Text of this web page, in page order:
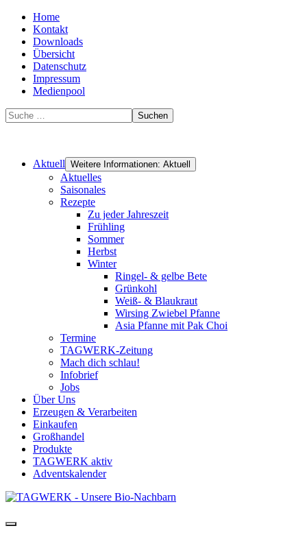
Home
Kontakt
Downloads
Übersicht
Datenschutz
Impressum
Medienpool
Suchen
Aktuell Weitere Informationen: Aktuell
Aktuelles
Saisonales
Rezepte
Zu jeder Jahreszeit
Frühling
Sommer
Herbst
Winter
Ringel- & gelbe Bete
Grünkohl
Weiß- & Blaukraut
Wirsing Zwiebel Pfanne
Asia Pfanne mit Pak Choi
Termine
TAGWERK-Zeitung
Mach dich schlau!
Infobrief
Jobs
Über Uns
Erzeugen & Verarbeiten
Einkaufen
Großhandel
Produkte
TAGWERK aktiv
Adventskalender